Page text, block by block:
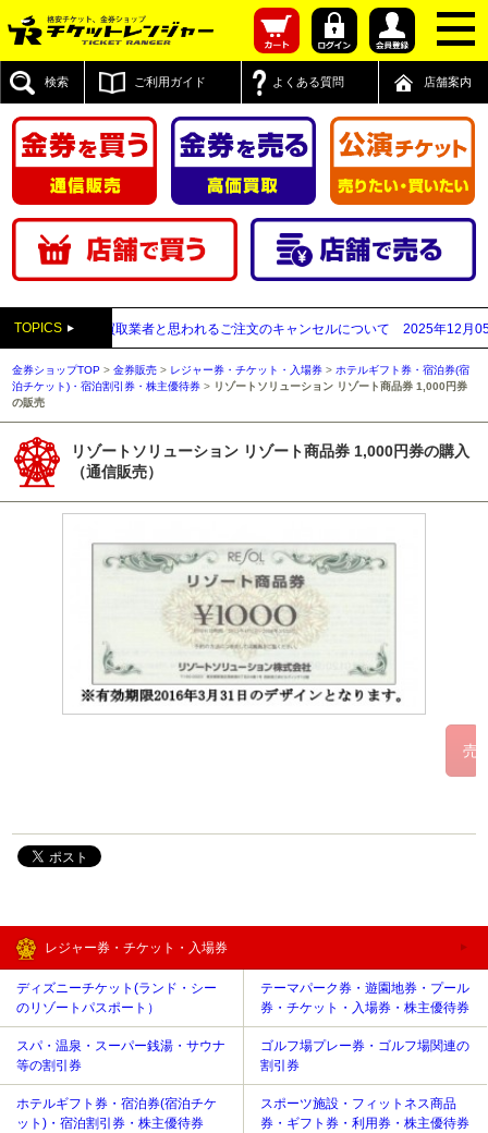
検索 ご利用ガイド よくある質問 店舗案内
TOPICS
が先払い買取業者と思われるご注文のキャンセルについて 2025年12月05日 【
金券ショップTOP >金券販売 > レジャー券・チケット・入場券 > ホテルギフト券・宿泊券(宿
泊チケット)・宿泊割引券・株主優待券 > リゾートソリューション リゾート商品券 1,000円券
の販売
リゾートソリューション リゾート商品券 1,000円券の購入
（通信販売）
レジャー券・チケット・入場券
ディズニーチケット(ランド・シー
のリゾートパスポート）
テーマパーク券・遊園地券・プール
券・チケット・入場券・株主優待券
スパ・温泉・スーパー銭湯・サウナ
等の割引券
ゴルフ場プレー券・ゴルフ場関連の
割引券
ホテルギフト券・宿泊券(宿泊チケ
ット)・宿泊割引券・株主優待券
スポーツ施設・フィットネス商品
券・ギフト券・利用券・株主優待券